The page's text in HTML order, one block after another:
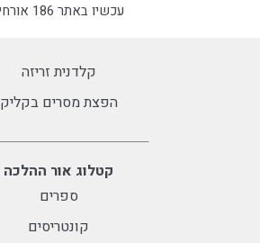
עכשיו באתר 186 אורחים
קלדנית זריזה
הפצת מסרים בקליק
קטלוג אור ההלכה
ספרים
קונטריסים